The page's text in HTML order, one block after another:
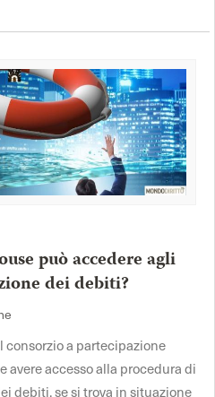
può accedere agli
dei debiti?
a partecipazione
accesso alla procedura di
debiti, se si trova in situazione